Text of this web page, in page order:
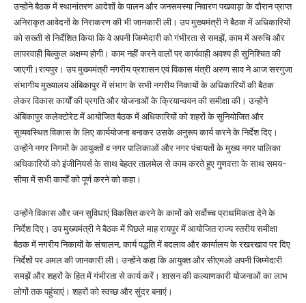
उन्होंने बैठक में स्थानांतरण आदेशों के पालन और जनसमस्या निवारण पखवाड़ा के दौरान प्राप्त
अनिराकृत आवेदनों के निराकरण की भी जानकारी ली। उप मुख्यमंत्री ने बैठक में अधिकारियों
को सख्ती से निर्देशित किया कि वे अपनी जिम्मेदारी को गंभीरता से समझें, काम में अरुचि और
लापरवाही बिल्कुल अक्षम्य होगी। काम नहीं करने वालों पर कार्यवाही अवश्य ही सुनिश्चित की
जाएगी।रायपुर। उप मुख्यमंत्री नगरीय प्रशासन एवं विकास मंत्री अरुण साव ने आज सरगुजा
संभागीय मुख्यालय अंबिकापुर में संभाग के सभी नगरीय निकायों के अधिकारियों की बैठक
लेकर विकास कार्यों की प्रगति और योजनाओं के क्रियान्वयन की समीक्षा की। उन्होंने
अंबिकापुर कलेक्टोरेट में आयोजित बैठक में अधिकारियों को शहरों के सुनियोजित और
सुव्यवस्थित विकास के लिए कार्ययोजना बनाकर उसके अनुरूप कार्य करने के निर्देश दिए।
उन्होंने नगर निगमों के आयुक्तों व नगर पालिकाओं और नगर पंचायतों के मुख्य नगर पालिका
अधिकारियों को इंजीनियर्स के साथ बेहतर तालमेल से काम करते हुए गुणवत्ता के साथ समय-
सीमा में सभी कार्यों को पूर्ण करने को कहा।
उन्होंने विकास और जन सुविधाएं विकसित करने के कामों को सर्वोच्च प्राथमिकता देने के
निर्देश दिए। उप मुख्यमंत्री ने बैठक में पिछले माह रायपुर में आयोजित राज्य स्तरीय समीक्षा
बैठक में नगरीय निकायों के संचालन, कार्य पद्धति में बदलाव और कार्यालय के रखरखाव पर दिए
निर्देशों पर अमल की जानकारी ली। उन्होंने कहा कि आयुक्त और सीएमओ अपनी जिम्मेदारी
समझें और शहरों के हित में गंभीरता से कार्य करें। शासन की कल्याणकारी योजनाओं का लाभ
लोगों तक पहुंचाएं। शहरों को स्वच्छ और सुंदर बनाएं।